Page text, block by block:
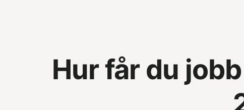
Hur får du